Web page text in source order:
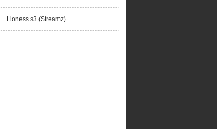
Lioness s3 (Streamz)